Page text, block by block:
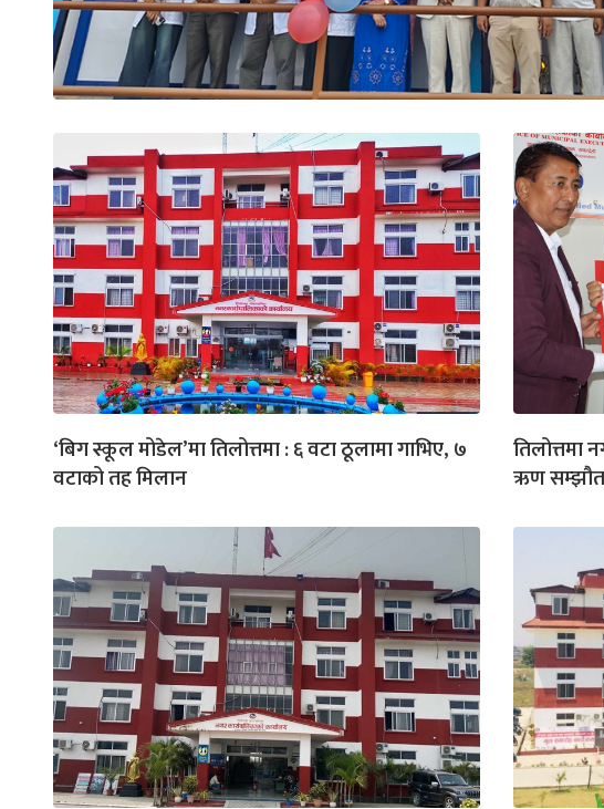
‘बिग स्कूल मोडेल’मा तिलोत्तमा : ६ वटा ठूलामा गाभिए, ७
वटाको तह मिलान
तिलोत्तमा
ऋण